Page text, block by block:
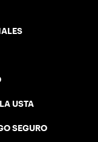
USTA
SEGURO